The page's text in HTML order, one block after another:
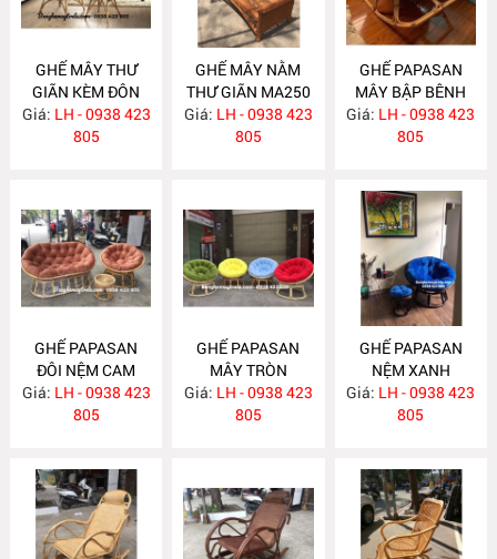
GHẾ MÂY THƯ
GIÃN KÈM ĐÔN
GÁC CHÂN MA257
Giá: LH - 0938 423
805
GHẾ MÂY NẰM
THƯ GIÃN MA250
Giá: LH - 0938 423
805
GHẾ PAPASAN
MÂY BẬP BÊNH
MA249
Giá: LH - 0938 423
805
GHẾ PAPASAN
ĐÔI NỆM CAM
ĐẤT MA246
Giá: LH - 0938 423
805
GHẾ PAPASAN
MÂY TRÒN
MA230
Giá: LH - 0938 423
805
GHẾ PAPASAN
NỆM XANH
COBAN MA222
Giá: LH - 0938 423
805